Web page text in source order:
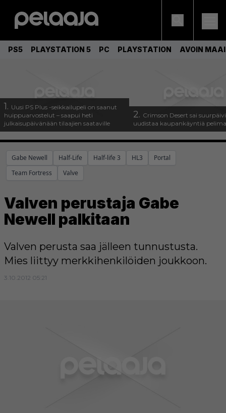
PS5 PLAYSTATION 5 PC PLAYSTATION AVOIN
1. Uusi PS Plus -seikkailupeli on saanut
huippuarvostelut – saapui heti
julkaisupäivänään tilaajien saataville
2. Crimson Desert sai
uudistaa kaupankäyntiä
Gabe Newell Half-Life Half-life 3 HL3
Portal
Team Fortress
Valve
Valven perustaja Gabe
Newell palkitaan
Valven perusta saa jälleen tunnustusta.
Mies liittyy merkkihenkilöiden joukkoon.
3.10.2012 05:21